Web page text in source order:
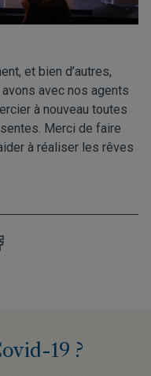
et bien d’autres,
avec nos agents
à nouveau toutes
Merci de faire
à réaliser les rêves
19 ?